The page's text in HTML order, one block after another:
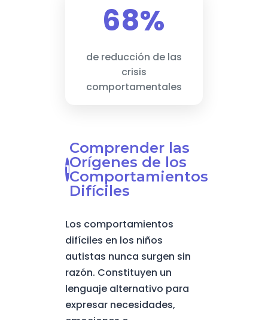
68%
de reducción de las
crisis
comportamentales
Comprender las
Orígenes de los
Comportamientos
Difíciles
Los comportamientos
difíciles en los niños
autistas nunca surgen sin
razón. Constituyen un
lenguaje alternativo para
expresar necesidades,